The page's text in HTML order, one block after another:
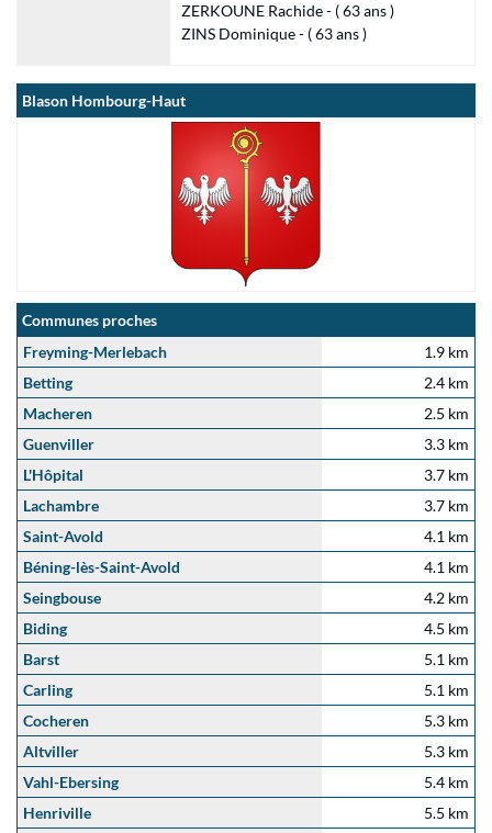
ZERKOUNE Rachide - ( 63 ans )
ZINS Dominique - ( 63 ans )
Blason Hombourg-Haut
Communes proches
Freyming-Merlebach
1.9 km
Betting
2.4 km
Macheren
2.5 km
Guenviller
3.3 km
L'Hôpital
3.7 km
Lachambre
3.7 km
Saint-Avold
4.1 km
Béning-lès-Saint-Avold
4.1 km
Seingbouse
4.2 km
Biding
4.5 km
Barst
5.1 km
Carling
5.1 km
Cocheren
5.3 km
Altviller
5.3 km
Vahl-Ebersing
5.4 km
Henriville
5.5 km